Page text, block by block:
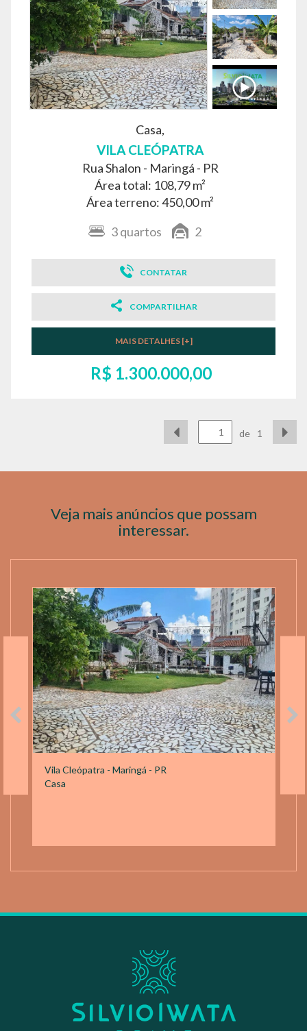
Casa,
VILA CLEÓPATRA
Rua Shalon - Maringá - PR
Área total: 108,79 m²
Área terreno: 450,00 m²
3quartos 2
CONTATAR
COMPARTILHAR
MAIS DETALHES [+]
R$ 1.300.000,00
de 1
Veja mais anúncios que possam
interessar.
Vila Cleópatra - Maringá - PR
Casa